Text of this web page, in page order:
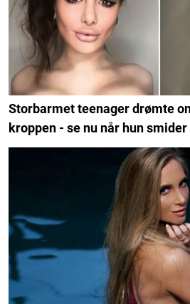
Storbarmet teenager drømte
kroppen - se nu når hun